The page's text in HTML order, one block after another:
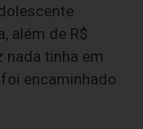
além de R$
nada tinha em
encaminhado